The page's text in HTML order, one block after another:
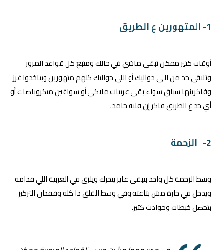
1- المتهورين ع الطريق
أوقات كتير ممكن تبقى ماشي في حالك ومتبع كل قواعد المرور
وتلاقي حد من اللي حواليك أو اللي حواليك كلهم متهورين وبياخدوا غرز
وفاكرينها سباق سواء بقى عربيات ملاكي أو سواقين ميكروباصات أو
أي حد ع الطريق فاكر إن قلبه جامد.
2- الزحمة
وسط الزحمة كل واحد بيبقى عايز يتحرك ويلزق في العربية اللي قدامه
ويدخل في حارة مش بتاعته وفي وسط القلق دا كله وفقدان التركيز
بتحصل خبطات وحوادث كتير.